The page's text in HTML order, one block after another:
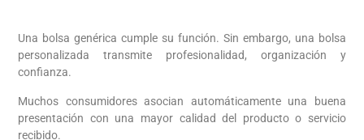
Una bolsa genérica cumple su función. Sin embargo, una bolsa
personalizada transmite profesionalidad, organización y
confianza.
Muchos consumidores asocian automáticamente una buena
presentación con una mayor calidad del producto o servicio
recibido.